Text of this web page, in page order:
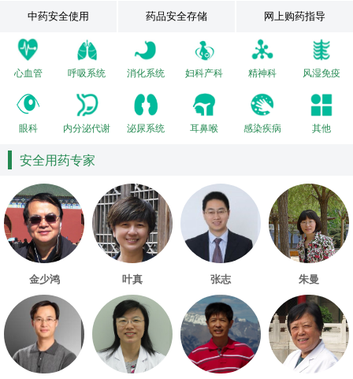
中药安全使用 药品安全存储 网上购药指导
心血管 呼吸系统 消化系统 妇科产科 精神科 风湿免疫
眼科 内分泌代谢 泌尿系统 耳鼻喉 感染疾病 其他
安全用药专家
金少鸿 叶真 张志 朱曼